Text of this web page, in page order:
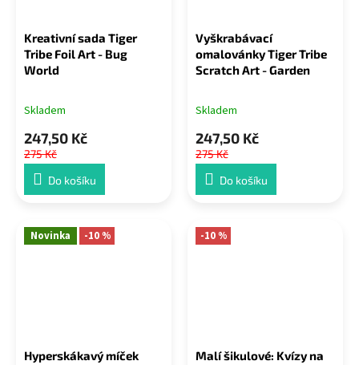
Kreativní sada Tiger
Tribe Foil Art - Bug
World
Skladem
247,50 Kč
275 Kč
Do košíku
Vyškrabávací
omalovánky Tiger Tribe
Scratch Art - Garden
Skladem
247,50 Kč
275 Kč
Do košíku
Novinka -10 %
Hyperskákavý míček
-10 %
Malí šikulové: Kvízy na